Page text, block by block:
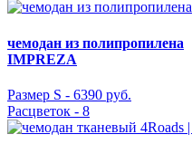
чемодан из полипропилена
IMPREZA
Размер S - 6390 руб.
Расцветок - 8